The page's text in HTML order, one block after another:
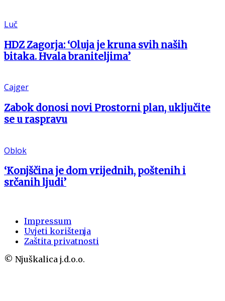
Luč
HDZ Zagorja: ‘Oluja je kruna svih naših
bitaka. Hvala braniteljima’
Cajger
Zabok donosi novi Prostorni plan, uključite
se u raspravu
Oblok
‘Konjščina je dom vrijednih, poštenih i
srčanih ljudi’
Impressum
Uvjeti korištenja
Zaštita privatnosti
© Njuškalica j.d.o.o.